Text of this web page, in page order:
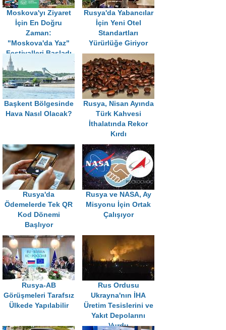
Moskova'yı Ziyaret
İçin En Doğru
Zaman:
"Moskova'da Yaz"
Festivalleri Başladı
Rusya'da Yabancılar
İçin Yeni Otel
Standartları
Yürürlüğe Giriyor
Başkent Bölgesinde
Hava Nasıl Olacak?
Rusya, Nisan Ayında
Türk Kahvesi
İthalatında Rekor
Kırdı
Rusya'da
Ödemelerde Tek QR
Kod Dönemi
Başlıyor
Rusya ve NASA, Ay
Misyonu İçin Ortak
Çalışıyor
Rusya-AB
Görüşmeleri Tarafsız
Ülkede Yapılabilir
Rus Ordusu
Ukrayna'nın İHA
Üretim Tesislerini ve
Yakıt Depolarını
Vurdu